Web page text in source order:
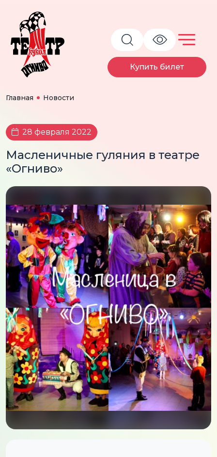
Купить билет
Главная Новости
28 февраля 2022
Масленичные гуляния в театре
«Огниво»